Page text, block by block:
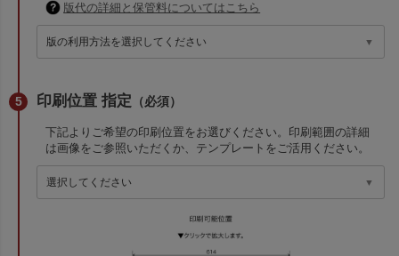
版代の詳細と保管料についてはこちら
印刷位置 指定 （必須）
下記よりご希望の印刷位置をお選びください。印刷範囲の詳細
は画像をご参照いただくか、テンプレートをご活用ください。